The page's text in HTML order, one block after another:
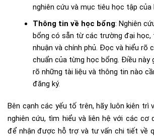
nghiên cứu và mục tiêu học tập của
Thông tin về học bổng: Nghiên
bổng có sẵn từ các trường đại học,
nhuận và chính phủ. Đọc và hiểu rõ
chuẩn của từng học bổng. Điều này
rõ những tài liệu và thông tin nào
đăng ký.
Bên cạnh các yếu tố trên, hãy luôn kiên trì
nghiên cứu, tìm hiểu và liên hệ với các cơ
để nhận được hỗ trợ và tư vấn chi tiết về